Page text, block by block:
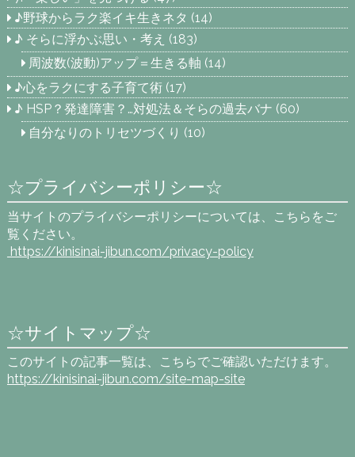
♪野球からラク楽イキ生きネタ (14)
♪ そらに浮かぶ思い・考え (183)
周波数(波動)アップ＝生きる軸 (14)
♪心をラクにする子育て術 (17)
♪ HSP？発達障害？…対処法＆そらの過去バナ (60)
自分なりのトリセツづくり (10)
☆プライバシーポリシー☆
当サイトのプライバシーポリシーについては、こちらをご
覧ください。
https://kinisinai-jibun.com/privacy-policy
☆サイトマップ☆
このサイトの記事一覧は、こちらでご確認いただけます。
https://kinisinai-jibun.com/site-map-site